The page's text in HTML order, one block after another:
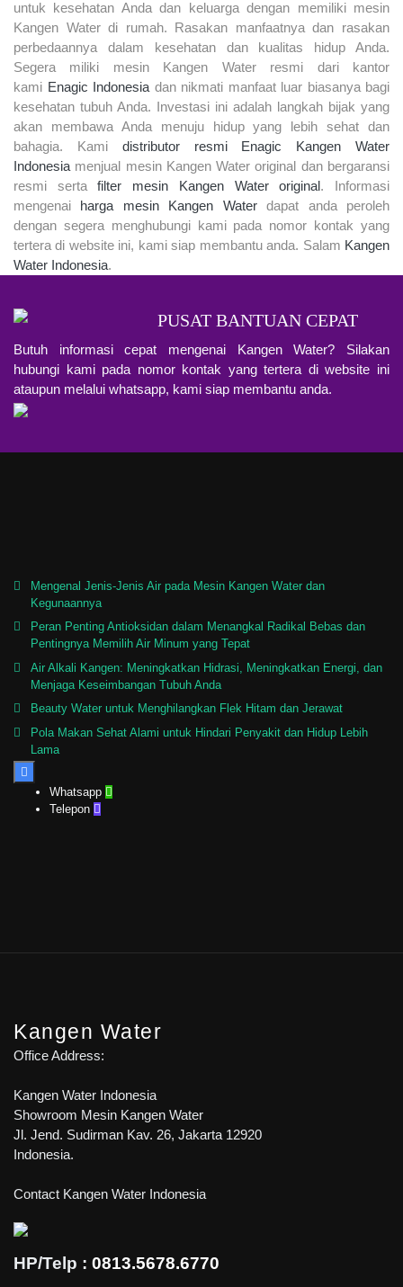
untuk kesehatan Anda dan keluarga dengan memiliki mesin
Kangen Water di rumah. Rasakan manfaatnya dan rasakan
perbedaannya dalam kesehatan dan kualitas hidup Anda.
Segera miliki mesin Kangen Water resmi dari kantor
kami Enagic Indonesiadan nikmati manfaat luar biasanya bagi
kesehatan tubuh Anda. Investasi ini adalah langkah bijak yang
akan membawa Anda menuju hidup yang lebih sehat dan
bahagia. Kami distributor resmi Enagic Kangen Water
Indonesiamenjual mesin Kangen Water original dan bergaransi
resmi sertafilter mesin Kangen Water original. Informasi
mengenai harga mesin Kangen Waterdapat anda peroleh
dengan segera menghubungi kami pada nomor kontak yang
tertera di website ini, kami siap membantu anda. Salam Kangen
Water Indonesia.
PUSAT BANTUAN CEPAT
Butuh informasi cepat mengenai Kangen Water? Silakan
hubungi kami pada nomor kontak yang tertera di website ini
ataupun melalui whatsapp, kami siap membantu anda.
Mengenal Jenis-Jenis Air pada Mesin Kangen Water dan
Kegunaannya
Peran Penting Antioksidan dalam Menangkal Radikal Bebas dan
Pentingnya Memilih Air Minum yang Tepat
Air Alkali Kangen: Meningkatkan Hidrasi, Meningkatkan Energi, dan
Menjaga Keseimbangan Tubuh Anda
Beauty Water untuk Menghilangkan Flek Hitam dan Jerawat
Pola Makan Sehat Alami untuk Hindari Penyakit dan Hidup Lebih
Lama

Whatsapp 
Telepon 
Kangen Water
Office Address:
Kangen Water Indonesia
Showroom Mesin Kangen Water
Jl. Jend. Sudirman Kav. 26, Jakarta 12920
Indonesia.
Contact Kangen Water Indonesia
HP/Telp : 0813.5678.6770